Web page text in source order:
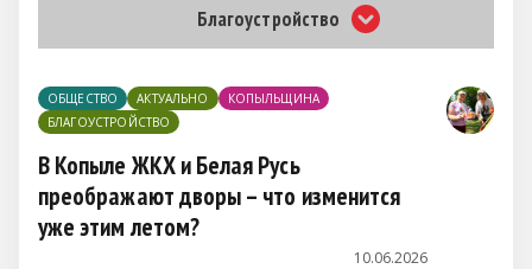
Благоустройство
ОБЩЕСТВО АКТУАЛЬНО
КОПЫЛЬЩИНА
БЛАГОУСТРОЙСТВО
В Копыле ЖКХ и Белая Русь
преображают дворы – что изменится
уже этим летом?
10.06.2026